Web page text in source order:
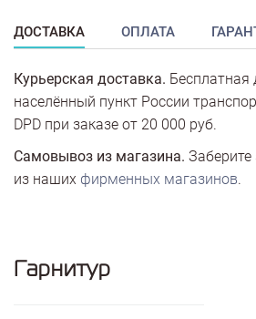
ДОСТАВКА ОПЛАТА
Курьерская доставка. Бесплатная
населённый пункт России
DPD при заказе от 20 000 руб.
Самовывоз из магазина.
из наших фирменных магазинов.
Гарнитур